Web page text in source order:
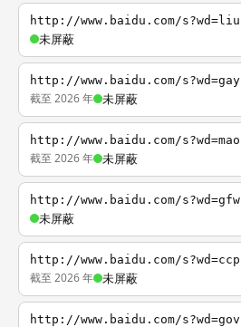
http://www.baidu.com/s?wd=liu
未屏蔽
http://www.baidu.com/s?wd=gay
截至 2026 年 未屏蔽
http://www.baidu.com/s?wd=mao
截至 2026 年 未屏蔽
http://www.baidu.com/s?wd=gfw
未屏蔽
http://www.baidu.com/s?wd=ccp
截至 2026 年 未屏蔽
http://www.baidu.com/s?wd=gov